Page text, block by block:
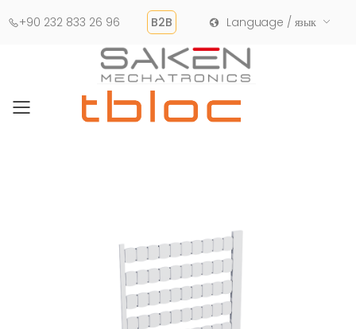
+90 232 833 26 96 B2B Language / язык
Toggle mobile menu